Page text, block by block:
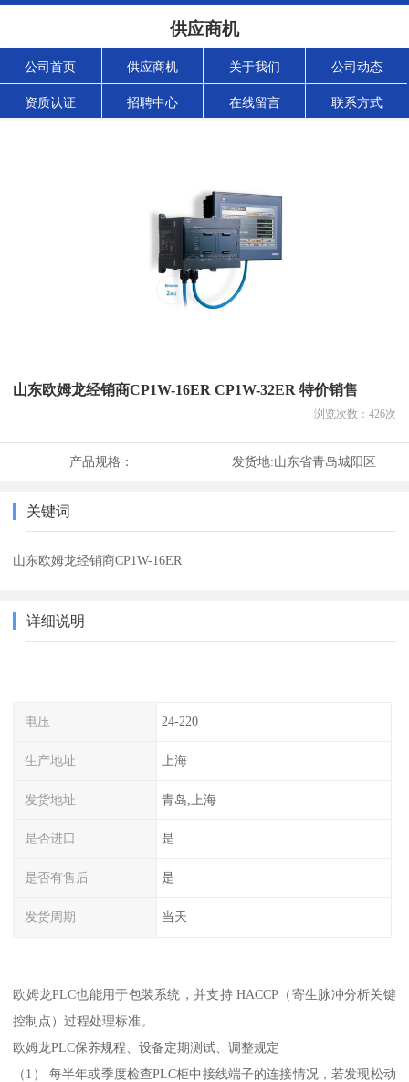
供应商机
公司首页 供应商机 关于我们 公司动态
资质认证 招聘中心 在线留言 联系方式
山东欧姆龙经销商CP1W-16ER CP1W-32ER 特价销售
浏览次数： 426次
产品规格： 发货地:山东省青岛城阳区
关键词
山东欧姆龙经销商CP1W-16ER
详细说明
电压 24-220
生产地址 上海
发货地址 青岛,上海
是否进口 是
是否有售后 是
发货周期 当天
欧姆龙PLC也能用于包装系统，并支持 HACCP（寄生脉冲分析关键
控制点）过程处理标准。
欧姆龙PLC保养规程、设备定期测试、调整规定
（1） 每半年或季度检查PLC柜中接线端子的连接情况，若发现松动